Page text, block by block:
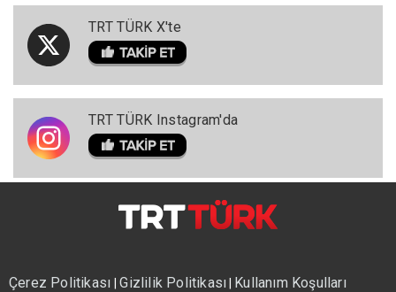
TRT TÜRK X'te
TRT TÜRK Instagram'da
Çerez Politikası|Gizlilik Politikası| Kullanım Koşulları